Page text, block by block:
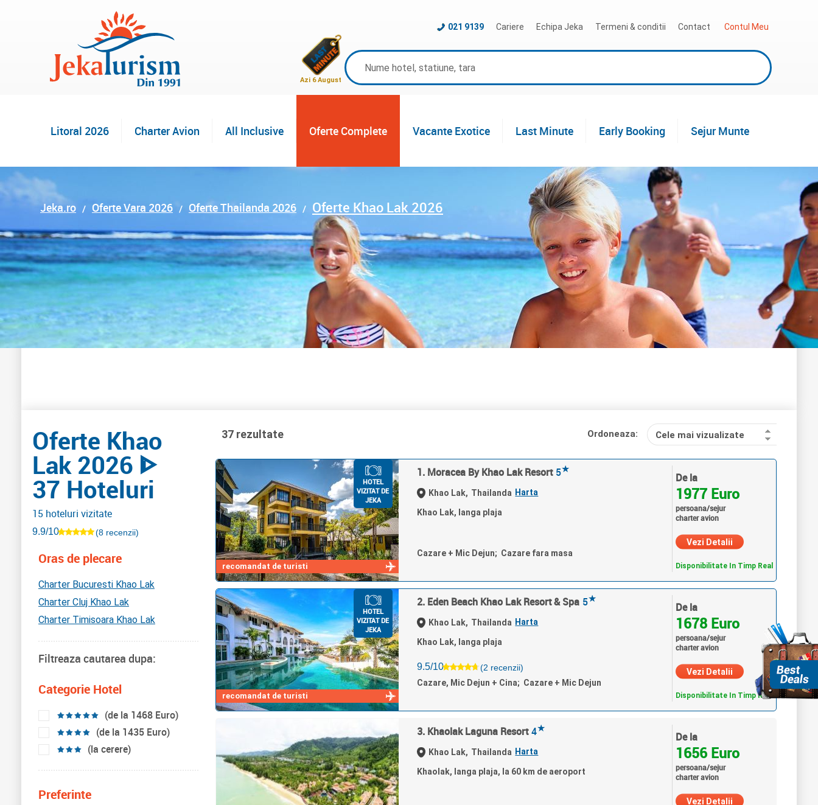
Cariere Echipa Jeka Termeni & conditii Contact Contul Meu
021 9139
Azi 6 August
Litoral 2026 Charter Avion All Inclusive Oferte Complete Vacante Exotice Last Minute Early Booking Sejur Munte
Jeka.ro Oferte Vara 2026 Oferte Thailanda 2026 Oferte Khao Lak 2026
37 rezultate Ordoneaza: Cele mai vizualizate
recomandat de turisti
HOTEL
VIZITAT DE
JEKA
De la
1977 Euro
persoana/sejur
charter avion
Vezi Detalii
Disponibilitate In Timp Real
1. Moracea By Khao Lak Resort 5★
Khao Lak, Thailanda Harta
Khao Lak, langa plaja
Cazare + Mic Dejun; Cazare fara masa
recomandat de turisti
HOTEL
VIZITAT DE
JEKA
De la
1678 Euro
persoana/sejur
charter avion
Vezi Detalii
Disponibilitate In Timp Real
2. Eden Beach Khao Lak Resort & Spa 5★
Khao Lak, Thailanda Harta
Khao Lak, langa plaja
9.5/10
(2 recenzii)
Cazare, Mic Dejun + Cina; Cazare + Mic Dejun
De la
1656 Euro
persoana/sejur
charter avion
Vezi Detalii
3. Khaolak Laguna Resort 4★
Khao Lak, Thailanda Harta
Khaolak, langa plaja, la 60 km de aeroport
Oferte Khao
Lak 2026 ᐈ
37 Hoteluri
15 hoteluri vizitate
9.9/10 (8 recenzii)
Oras de plecare
Charter Bucuresti Khao Lak
Charter Cluj Khao Lak
Charter Timisoara Khao Lak
Filtreaza cautarea dupa:
Categorie Hotel
(de la 1468 Euro)
(de la 1435 Euro)
(la cerere)
Preferinte